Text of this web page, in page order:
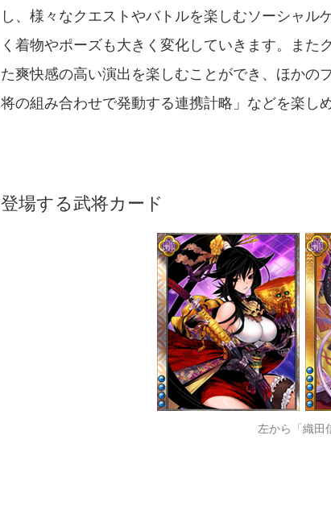
し、様々なクエストやバトルを楽しむソーシャ
く着物やポーズも大きく変化していきます。ま
た爽快感の高い演出を楽しむことができ、ほかの
将の組み合わせで発動する連携計略」などを楽しめ
登場する武将カード
左から「織田